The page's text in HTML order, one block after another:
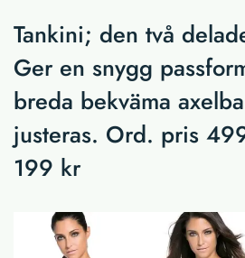
Tankini; den två
Ger en snygg
breda bekväma
justeras. Ord. pris
199 kr